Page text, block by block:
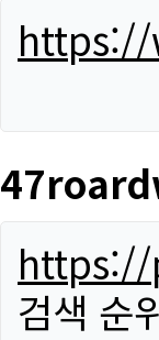
검색 순